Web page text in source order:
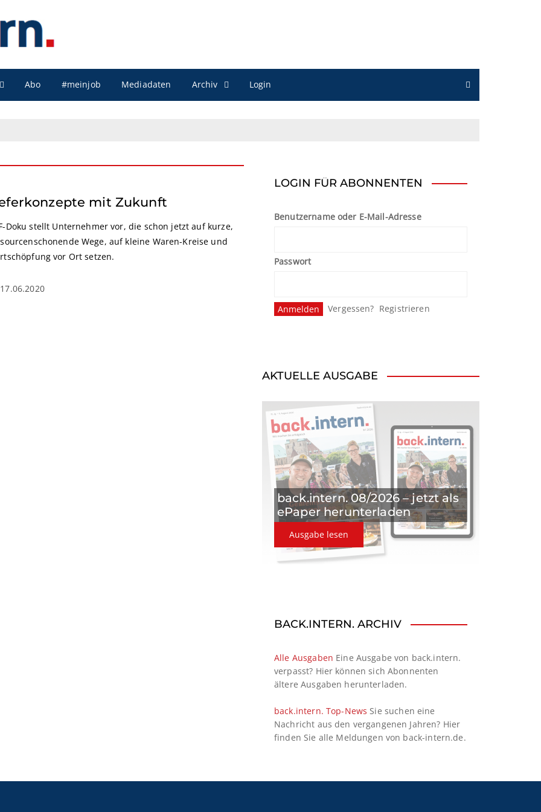
Abo #meinjob Mediadaten Archiv Login
mit Zukunft
Doku stellt Unternehmer vor, die schon jetzt auf kurze,
Wege, auf kleine Waren-Kreise und
vor Ort setzen.
17.06.2020
LOGIN FÜR ABONNENTEN
Benutzername oder E-Mail-Adresse
Passwort
Vergessen? Registrieren
AKTUELLE AUSGABE
back.intern. 08/2026 – jetzt als
ePaper herunterladen
Ausgabe lesen
BACK.INTERN. ARCHIV
Alle Ausgaben Eine Ausgabe von back.intern.
verpasst? Hier können sich Abonnenten
ältere Ausgaben herunterladen.
back.intern. Top-News Sie suchen eine
Nachricht aus den vergangenen Jahren? Hier
finden Sie alle Meldungen von back-intern.de.